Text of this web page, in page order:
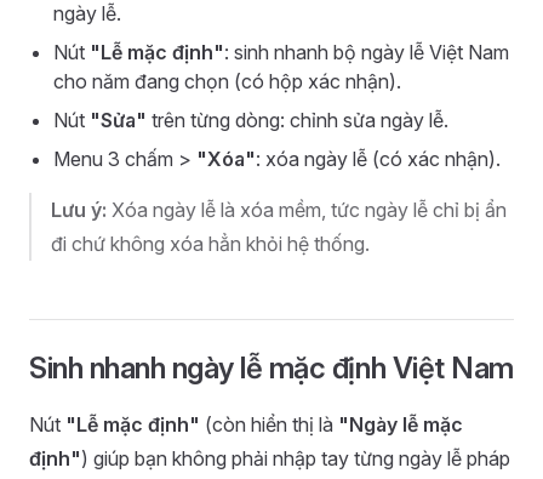
ngày lễ.
Nút "Lễ mặc định": sinh nhanh bộ ngày lễ Việt Nam
cho năm đang chọn (có hộp xác nhận).
Nút "Sửa" trên từng dòng: chỉnh sửa ngày lễ.
Menu 3 chấm > "Xóa": xóa ngày lễ (có xác nhận).
Lưu ý: Xóa ngày lễ là xóa mềm, tức ngày lễ chỉ bị ẩn
đi chứ không xóa hẳn khỏi hệ thống.
Sinh nhanh ngày lễ mặc định Việt Nam
Nút "Lễ mặc định" (còn hiển thị là "Ngày lễ mặc
định") giúp bạn không phải nhập tay từng ngày lễ pháp